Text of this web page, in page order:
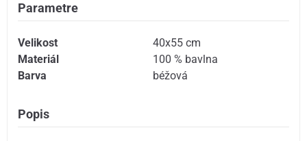
Parametre
Velikost
40x55 cm
Materiál
100 % bavlna
Barva
béžová
Popis